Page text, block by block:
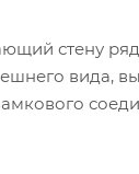
стену
вида,